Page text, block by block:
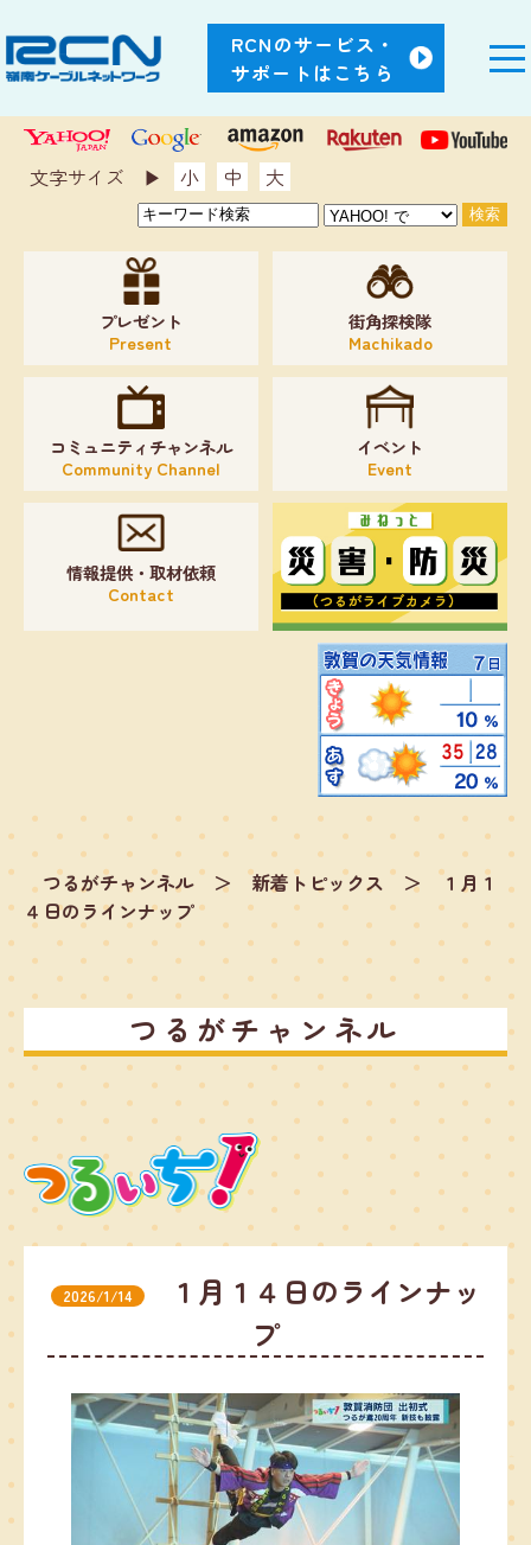
RCNのサービス・
サポートはこちら
文字サイズ ▶︎ 小 中 大
プレゼント
Present
街角探検隊
Machikado
コミュニティチャンネル
Community Channel
イベント
Event
情報提供・取材依頼
Contact
つるがチャンネル ＞ 新着トピックス ＞
１月１
４日のラインナップ
つるがチャンネル
2026/1/14
１月１４日のラインナッ
プ